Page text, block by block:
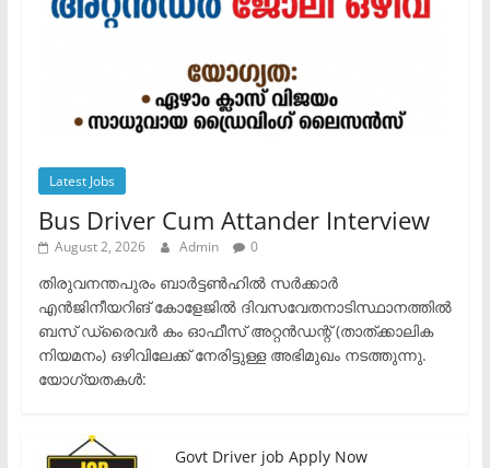
Latest Jobs
Bus Driver Cum Attander Interview
August 2, 2026 Admin 0
തിരുവനന്തപുരം ബാർട്ടൺഹിൽ സർക്കാർ
എൻജിനീയറിങ് കോളേജിൽ ദിവസവേതനാടിസ്ഥാനത്തിൽ
ബസ് ഡ്രൈവർ കം ഓഫീസ് അറ്റൻഡന്റ് (താത്ക്കാലിക
നിയമനം) ഒഴിവിലേക്ക് നേരിട്ടുള്ള അഭിമുഖം നടത്തുന്നു.​
യോഗ്യതകൾ:
Govt Driver job Apply Now